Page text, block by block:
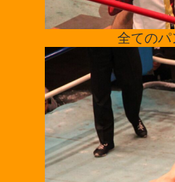
全てのパ